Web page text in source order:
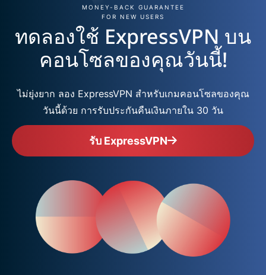
MONEY-BACK GUARANTEE
FOR NEW USERS
ทดลองใช้ ExpressVPN บน
คอนโซลของคุณวันนี้!
ไม่ยุ่งยาก ลอง ExpressVPN สำหรับเกมคอนโซลของคุณ
วันนี้ด้วย การรับประกันคืนเงินภายใน 30 วัน
รับ ExpressVPN